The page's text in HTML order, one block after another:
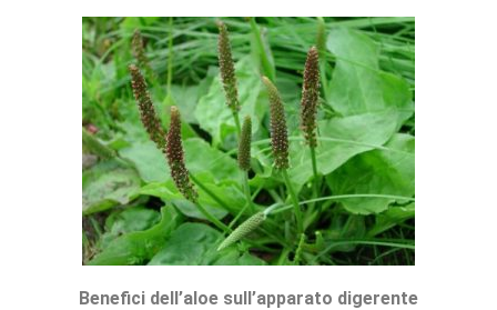
Benefici dell’aloe sull’apparato digerente